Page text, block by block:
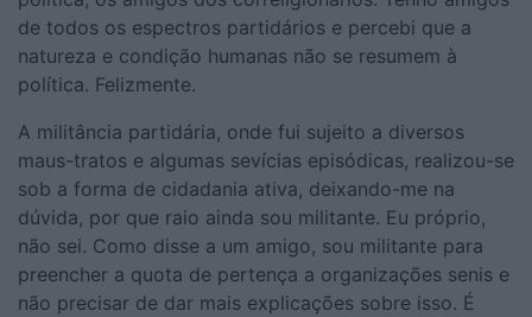
de todos os espectros partidários e percebi que a
natureza e condição humanas não se resumem à
política. Felizmente.
A militância partidária, onde fui sujeito a diversos
maus-tratos e algumas sevícias episódicas, realizou-se
sob a forma de cidadania ativa, deixando-me na
dúvida, por que raio ainda sou militante. Eu próprio,
não sei. Como disse a um amigo, sou militante para
preencher a quota de pertença a organizações senis e
não precisar de dar mais explicações sobre isso. É